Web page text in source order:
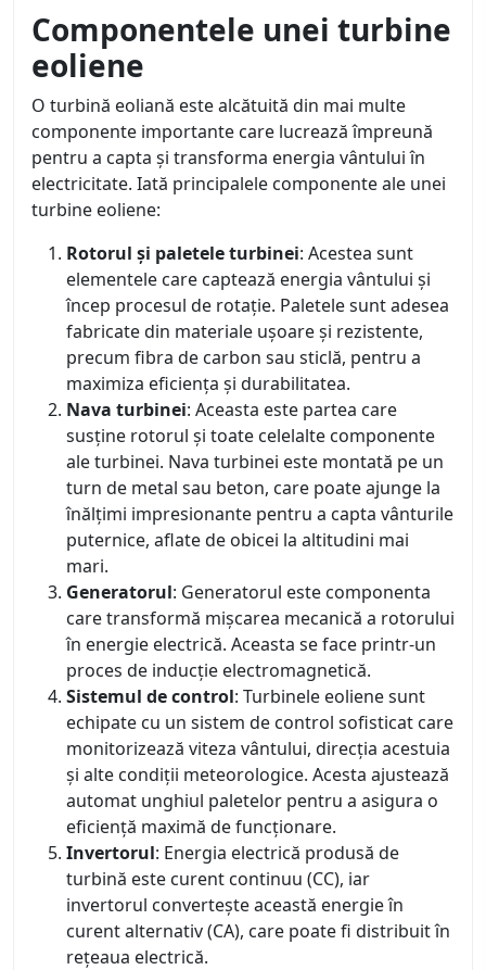
Componentele unei turbine
eoliene
O turbină eoliană este alcătuită din mai multe
componente importante care lucrează împreună
pentru a capta și transforma energia vântului în
electricitate. Iată principalele componente ale unei
turbine eoliene:
Rotorul și paletele turbinei: Acestea sunt
elementele care captează energia vântului și
încep procesul de rotație. Paletele sunt adesea
fabricate din materiale ușoare și rezistente,
precum fibra de carbon sau sticlă, pentru a
maximiza eficiența și durabilitatea.
Nava turbinei: Aceasta este partea care
susține rotorul și toate celelalte componente
ale turbinei. Nava turbinei este montată pe un
turn de metal sau beton, care poate ajunge la
înălțimi impresionante pentru a capta vânturile
puternice, aflate de obicei la altitudini mai
mari.
Generatorul: Generatorul este componenta
care transformă mișcarea mecanică a rotorului
în energie electrică. Aceasta se face printr-un
proces de inducție electromagnetică.
Sistemul de control: Turbinele eoliene sunt
echipate cu un sistem de control sofisticat care
monitorizează viteza vântului, direcția acestuia
și alte condiții meteorologice. Acesta ajustează
automat unghiul paletelor pentru a asigura o
eficiență maximă de funcționare.
Invertorul: Energia electrică produsă de
turbină este curent continuu (CC), iar
invertorul convertește această energie în
curent alternativ (CA), care poate fi distribuit în
rețeaua electrică.